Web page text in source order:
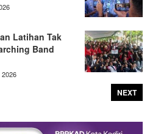
Latihan Tak
Band
NEXT